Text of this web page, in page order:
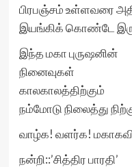
பிரபஞ்சம் உள்ளவரை
இயங்கிக் கொண்டே
இந்த மகா புருஷனின்
நினைவுகள்
காலகாலத்திற்கும்
நம்மோடு நிலைத்து
வாழ்க! வளர்க! மகாகவி
நன்றி::’சித்திர பாரதி’